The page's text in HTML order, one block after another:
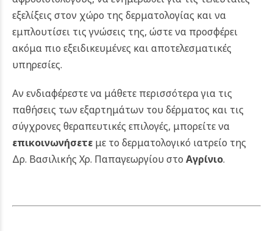
εξελίξεις στον χώρο της δερματολογίας και να
εμπλουτίσει τις γνώσεις της, ώστε να προσφέρει
ακόμα πιο εξειδικευμένες και αποτελεσματικές
υπηρεσίες.
Αν ενδιαφέρεστε να μάθετε περισσότερα για τις
παθήσεις των εξαρτημάτων του δέρματος και τις
σύγχρονες θεραπευτικές επιλογές, μπορείτε να
επικοινωνήσετε με το δερματολογικό ιατρείο της
Δρ. Βασιλικής Χρ. Παπαγεωργίου στο Αγρίνιο.